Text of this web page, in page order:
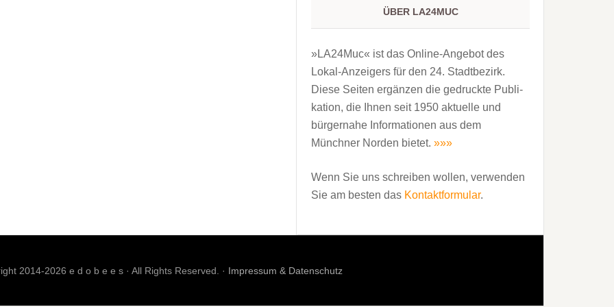
ÜBER LA24MUC
»LA24Muc« ist das Online-Angebot des
Lokal-Anzeigers für den 24. Stadtbezirk.
Diese Seiten ergänzen die gedruckte Publi­
kation, die Ihnen seit 1950 aktuelle und
bürgernahe Informationen aus dem
Münchner Norden bietet. »»»
Wenn Sie uns schreiben wollen, verwenden
Sie am besten das Kontaktformular.
2014-2026 e d o b e e s · All Rights Reserved. · Impressum & Datenschutz